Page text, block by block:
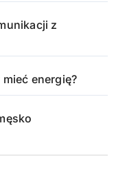
z
energię?